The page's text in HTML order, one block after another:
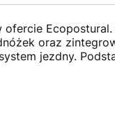
oraz
jezdny.